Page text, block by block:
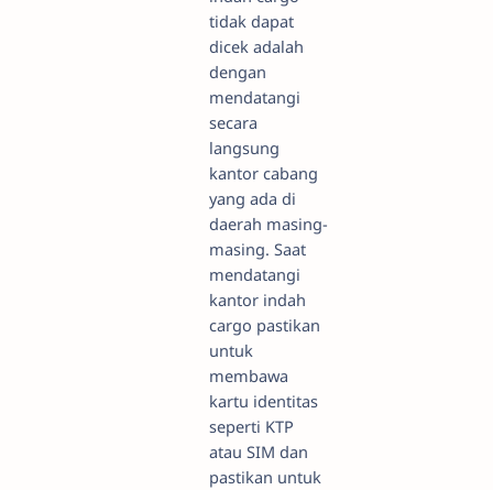
tidak dapat
dicek adalah
dengan
mendatangi
secara
langsung
kantor cabang
yang ada di
daerah masing-
masing. Saat
mendatangi
kantor indah
cargo pastikan
untuk
membawa
kartu identitas
seperti KTP
atau SIM dan
pastikan untuk